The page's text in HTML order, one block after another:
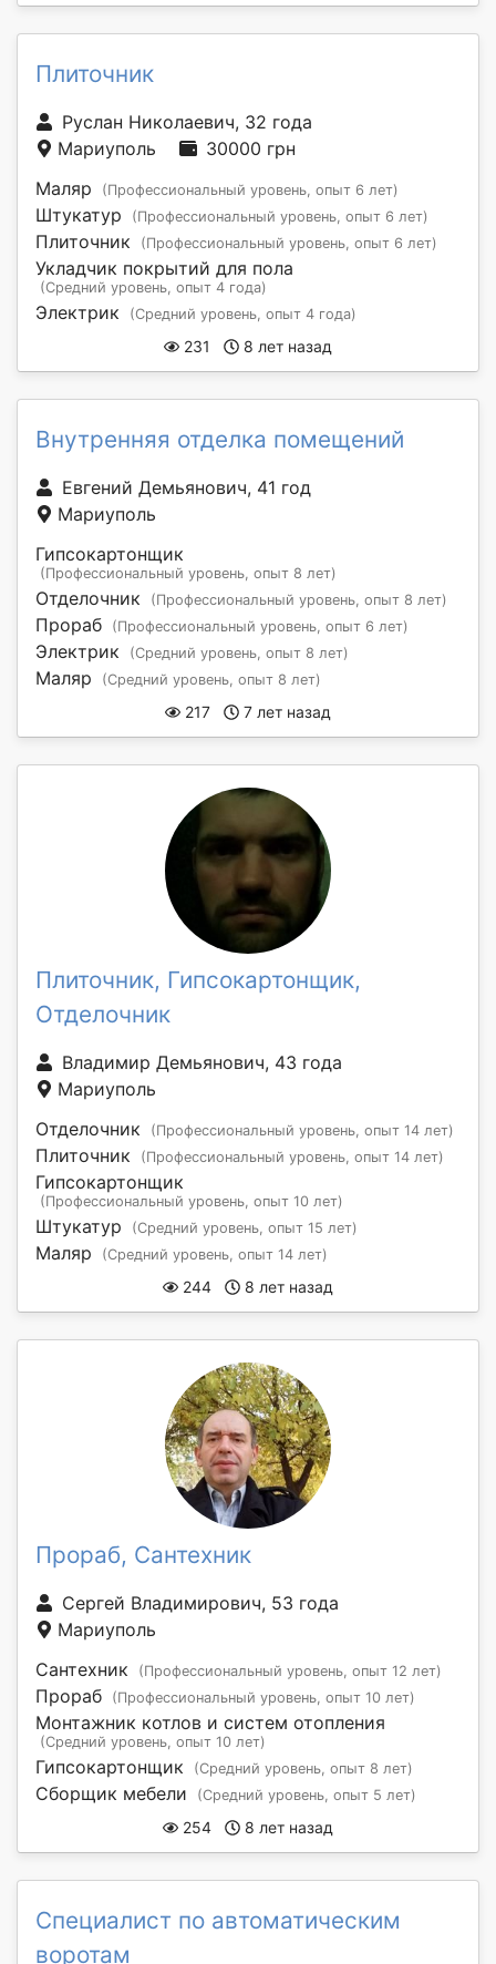
Плиточник
Руслан Николаевич, 32 года
Мариуполь
30000 грн
Маляр
(Профессиональный уровень, опыт 6 лет)
Штукатур (Профессиональный уровень, опыт 6 лет)
Плиточник (Профессиональный уровень, опыт 6 лет)
Укладчик покрытий для пола
(Средний уровень, опыт 4 года)
Электрик (Средний уровень, опыт 4 года)
231 8 лет назад
Внутренняя отделка помещений
Евгений Демьянович, 41 год
Мариуполь
Гипсокартонщик
(Профессиональный уровень, опыт 8 лет)
Отделочник (Профессиональный уровень, опыт 8 лет)
Прораб (Профессиональный уровень, опыт 6 лет)
Электрик (Средний уровень, опыт 8 лет)
Маляр (Средний уровень, опыт 8 лет)
217 7 лет назад
Плиточник, Гипсокартонщик,
Отделочник
Владимир Демьянович, 43 года
Мариуполь
Отделочник
(Профессиональный уровень, опыт 14 лет)
Плиточник (Профессиональный уровень, опыт 14 лет)
Гипсокартонщик
(Профессиональный уровень, опыт 10 лет)
Штукатур (Средний уровень, опыт 15 лет)
Маляр (Средний уровень, опыт 14 лет)
244 8 лет назад
Прораб, Сантехник
Сергей Владимирович, 53 года
Мариуполь
Сантехник
(Профессиональный уровень, опыт 12 лет)
Прораб (Профессиональный уровень, опыт 10 лет)
Монтажник котлов и систем отопления
(Средний уровень, опыт 10 лет)
Гипсокартонщик (Средний уровень, опыт 8 лет)
Сборщик мебели (Средний уровень, опыт 5 лет)
254 8 лет назад
Специалист по автоматическим
воротам